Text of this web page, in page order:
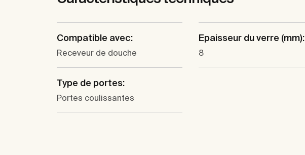
Compatible avec:
Receveur de douche
Epaisseur du verre (mm):
8
Type de portes:
Portes coulissantes